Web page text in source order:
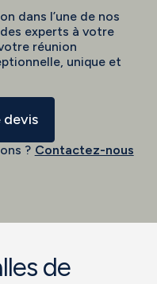
dans l’une de nos
experts à votre
réunion
unique et
devis
? Contactez-nous
de